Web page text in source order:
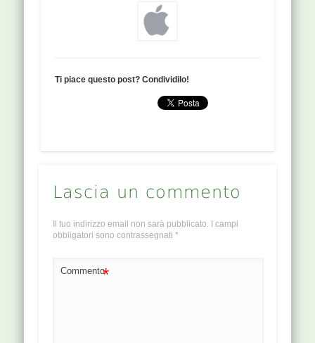
Ti piace questo post? Condividilo!
Lascia un commento
Il tuo indirizzo email non sarà pubblicato. I campi
obbligatori sono contrassegnati *
Commento*